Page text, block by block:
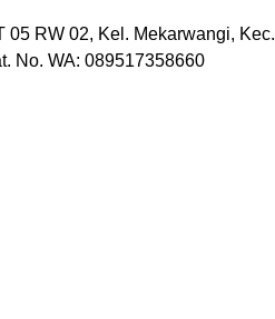
05 RW 02, Kel. Mekarwangi, Kec.
No. WA: 089517358660